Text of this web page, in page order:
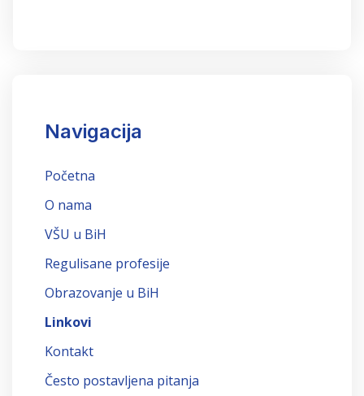
Navigacija
Početna
O nama
VŠU u BiH
Regulisane profesije
Obrazovanje u BiH
Linkovi
Kontakt
Često postavljena pitanja